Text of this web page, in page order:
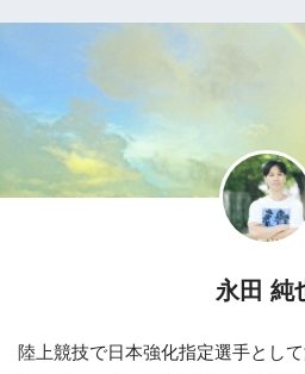
永田 純
陸上競技で日本強化指定選手とし